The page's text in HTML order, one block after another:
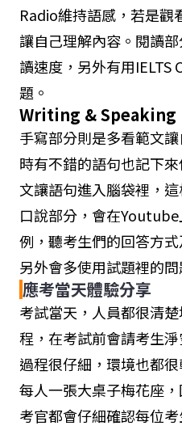
Radio維持語感，若是觀
讓自己理解內容。閱讀
讀速度，另外有用
題。
Writing & Speaking
手寫部分則是多看範文
時有不錯的語句也記下
文讓語句進入腦袋裡，
口說部分，會在
例，聽考生們的回答方
另外會多使用試題裡的
應考當天體驗分享
考試當天，人員都很清
程，在考試前會請考生
過程很仔細，環境也都
每人一張大桌子梅花座
考官都會仔細確認每位